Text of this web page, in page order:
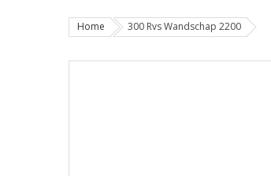
Home 300 Rvs Wandschap 2200